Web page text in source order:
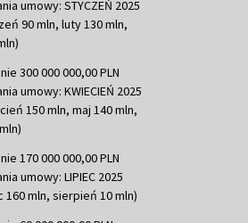
umowy: STYCZEŃ 2025
90 mln, luty 130 mln,
300 000 000,00 PLN
umowy: KWIECIEŃ 2025
150 mln, maj 140 mln,
170 000 000,00 PLN
umowy: LIPIEC 2025
160 mln, sierpień 10 mln)